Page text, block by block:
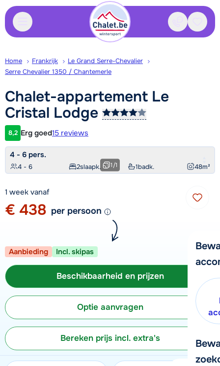
Contact
Home Frankrijk
Le Grand Serre-Chevalier
Serre Chevalier 1350 / Chantemerle
Chalet-appartement Le
Cristal Lodge
Klantwaardering
8,2 Erg goed15 reviews
4 - 6 pers.
4 - 6 2slaapk. 1badk. 48m²
1/1
1 week vanaf
€ 438 per persoon
Aanbieding Incl. skipas
Beschikbaarheid en prijzen
Optie aanvragen
Bereken prijs incl. extra's